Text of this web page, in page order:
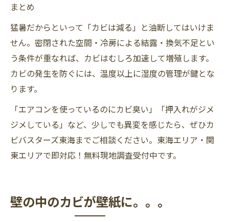
まとめ
猛暑だからといって「カビは減る」と油断してはいけま
せん。密閉された空間・冷房による結露・換気不足とい
う条件が重なれば、カビはむしろ加速して増殖します。
カビの発生を防ぐには、温度以上に湿度の管理が鍵とな
ります。
「エアコンを使っているのにカビ臭い」「押入れがジメ
ジメしている」など、少しでも異変を感じたら、ぜひカ
ビバスターズ東海までご相談ください。東海エリア・関
東エリアで即対応！無料現地調査受付中です。
壁の中のカビが壁紙に。。。